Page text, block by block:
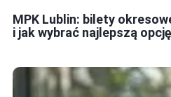
MPK Lublin: bilety
i jak wybrać najlepszą opcję